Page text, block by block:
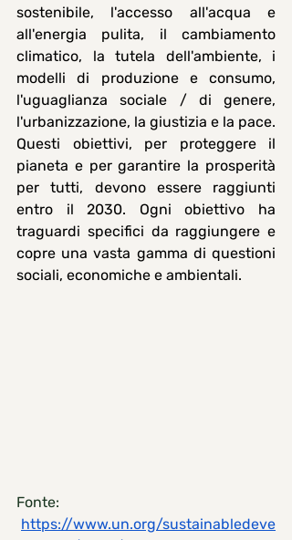
sostenibile, l'accesso all'acqua e
all'energia pulita, il cambiamento
climatico, la tutela dell'ambiente, i
modelli di produzione e consumo,
l'uguaglianza sociale / di genere,
l'urbanizzazione, la giustizia e la pace.
Questi obiettivi, per proteggere il
pianeta e per garantire la prosperità
per tutti, devono essere raggiunti
entro il 2030. Ogni obiettivo ha
traguardi specifici da raggiungere e
copre una vasta gamma di questioni
sociali, economiche e ambientali.
https://www.un.org/sustainabledeve